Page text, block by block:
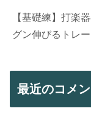
【基礎練】打楽
グン伸びるトレ
最近のコメン